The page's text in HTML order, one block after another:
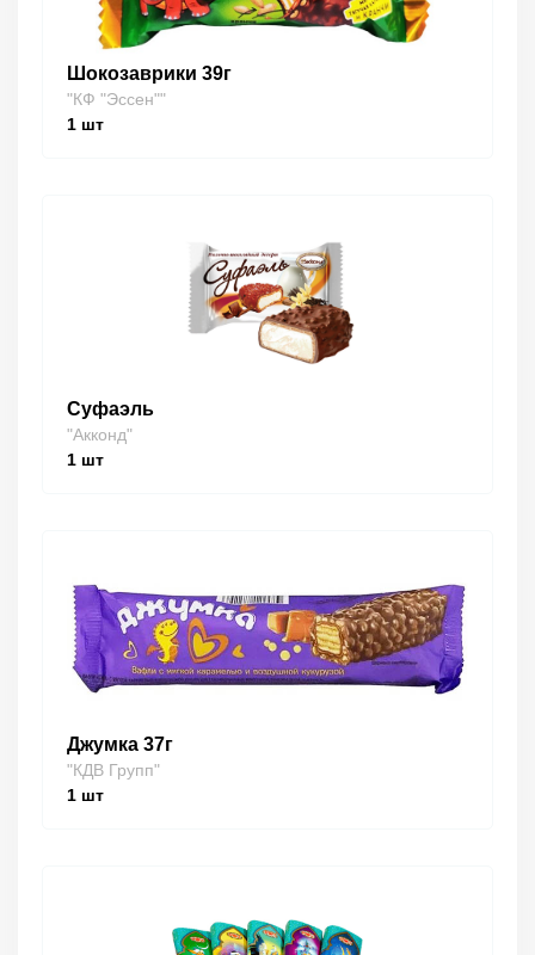
Шокозаврики 39г
"КФ "Эссен""
1 шт
Суфаэль
"Акконд"
1 шт
Джумка 37г
"КДВ Групп"
1 шт